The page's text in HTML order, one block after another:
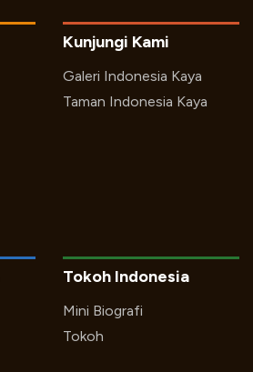
Kunjungi Kami
Galeri Indonesia Kaya
Taman Indonesia Kaya
Tokoh Indonesia
Mini Biografi
Tokoh